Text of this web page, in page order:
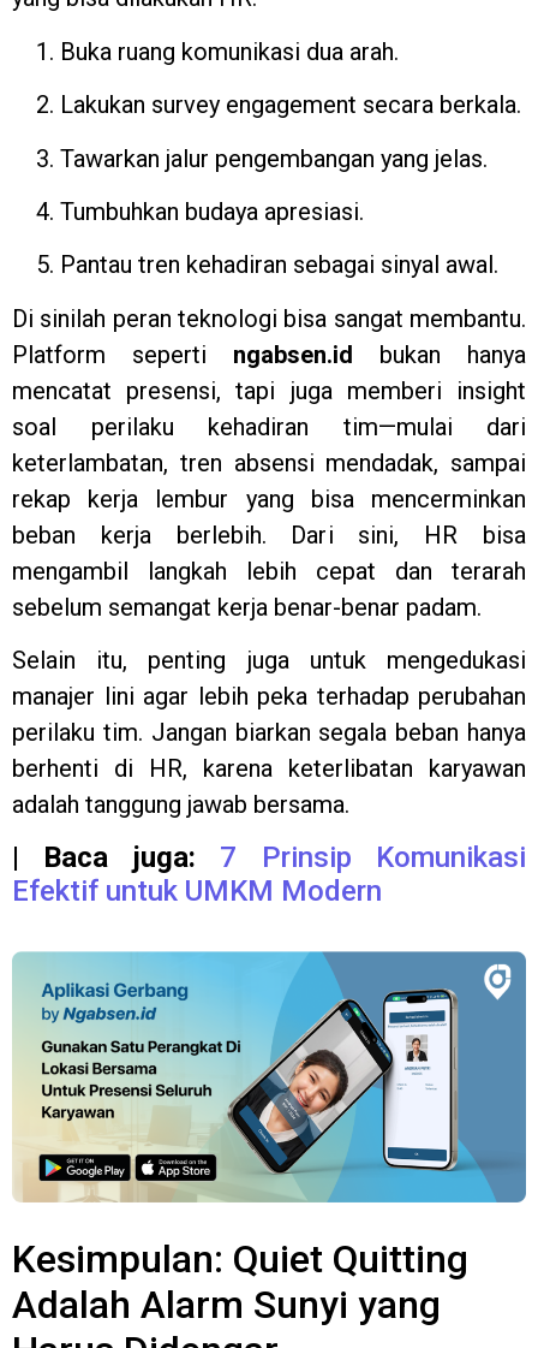
Buka ruang komunikasi dua arah.
Lakukan survey engagement secara berkala.
Tawarkan jalur pengembangan yang jelas.
Tumbuhkan budaya apresiasi.
Pantau tren kehadiran sebagai sinyal awal.
Di sinilah peran teknologi bisa sangat membantu.
Platform seperti ngabsen.id bukan hanya
mencatat presensi, tapi juga memberi insight
soal perilaku kehadiran tim—mulai dari
keterlambatan, tren absensi mendadak, sampai
rekap kerja lembur yang bisa mencerminkan
beban kerja berlebih. Dari sini, HR bisa
mengambil langkah lebih cepat dan terarah
sebelum semangat kerja benar-benar padam.
Selain itu, penting juga untuk mengedukasi
manajer lini agar lebih peka terhadap perubahan
perilaku tim. Jangan biarkan segala beban hanya
berhenti di HR, karena keterlibatan karyawan
adalah tanggung jawab bersama.
| Baca juga:
7 Prinsip Komunikasi
Efektif untuk UMKM Modern
Kesimpulan: Quiet Quitting
Adalah Alarm Sunyi yang